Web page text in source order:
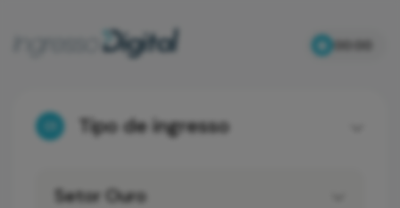
00:00
Tipo de ingresso
Setor Ouro